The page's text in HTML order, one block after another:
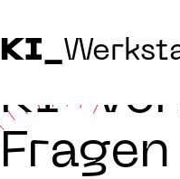
KI_
KI-